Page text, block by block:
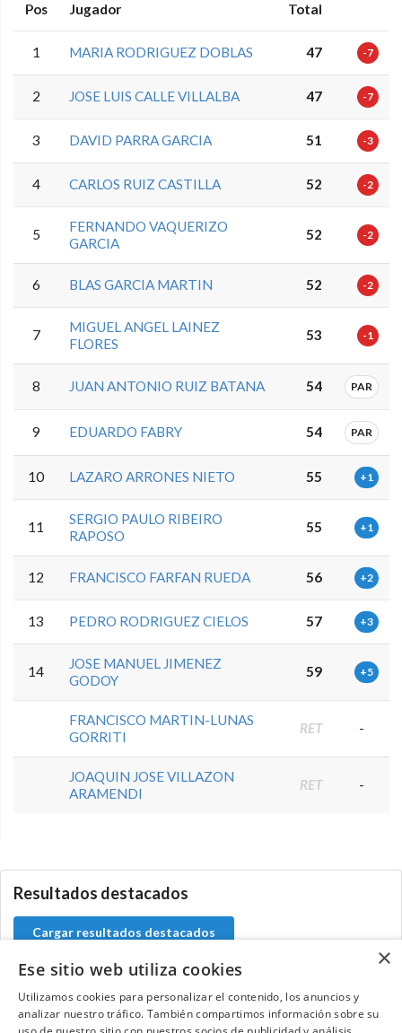
Pos Jugador Total
1 MARIA RODRIGUEZ DOBLAS 47 -7
2 JOSE LUIS CALLE VILLALBA 47 -7
3 DAVID PARRA GARCIA 51 -3
4 CARLOS RUIZ CASTILLA 52 -2
5
FERNANDO VAQUERIZO
GARCIA
52 -2
6 BLAS GARCIA MARTIN 52 -2
7
MIGUEL ANGEL LAINEZ
FLORES
53 -1
8 JUAN ANTONIO RUIZ BATANA 54 PAR
9 EDUARDO FABRY 54 PAR
10 LAZARO ARRONES NIETO 55 +1
11
SERGIO PAULO RIBEIRO
RAPOSO
55 +1
12 FRANCISCO FARFAN RUEDA 56 +2
13 PEDRO RODRIGUEZ CIELOS 57 +3
14
JOSE MANUEL JIMENEZ
GODOY
59 +5
FRANCISCO MARTIN-LUNAS
GORRITI
RET -
JOAQUIN JOSE VILLAZON
ARAMENDI
RET -
Resultados destacados
Cargar resultados destacados
Contacta con el equipo de NextCaddy
×
Ese sitio web utiliza cookies
Utilizamos cookies para personalizar el contenido, los anuncios y
analizar nuestro tráfico. También compartimos información sobre su